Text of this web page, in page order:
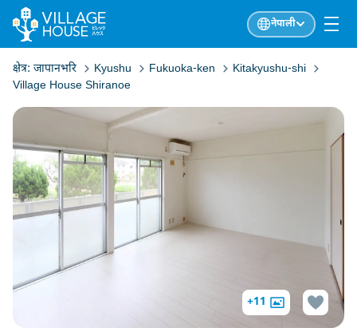
नेपाली
क्षेत्र: जापानभरि Kyushu Fukuoka-ken
Kitakyushu-shi
Village House Shiranoe
+11